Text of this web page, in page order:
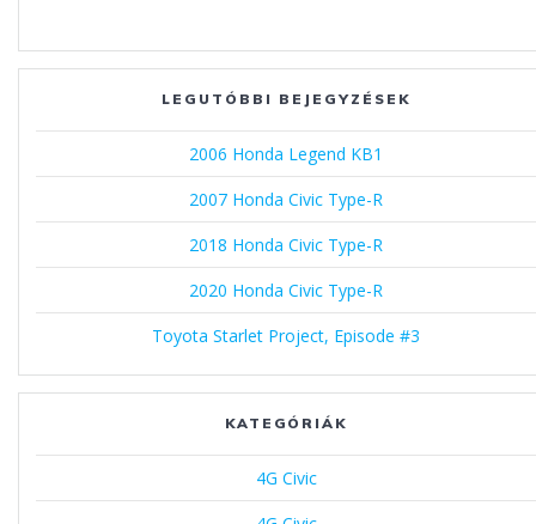
LEGUTÓBBI BEJEGYZÉSEK
2006 Honda Legend KB1
2007 Honda Civic Type-R
2018 Honda Civic Type-R
2020 Honda Civic Type-R
Toyota Starlet Project, Episode #3
KATEGÓRIÁK
4G Civic